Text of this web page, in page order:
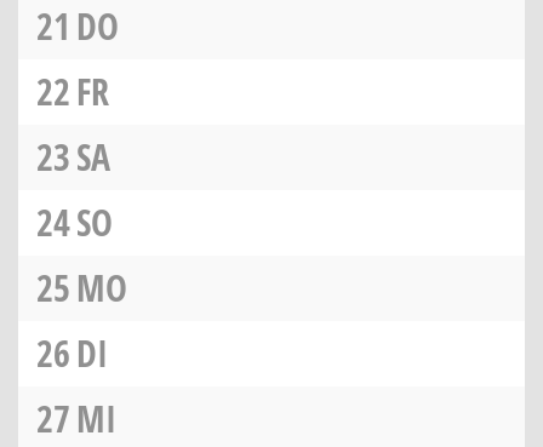
21 DO
22FR
23SA
24SO
25MO
26DI
27MI